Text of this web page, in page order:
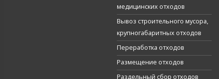
медицинских отходов
Вывоз строительного мусора,
крупногабаритных отходов
Переработка отходов
Размещение отходов
Раздельный сбор отходов